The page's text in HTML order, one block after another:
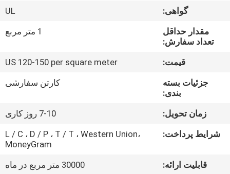
کنترل
کیفیت
گواهی:
UL
مقدار حداقل
تعداد سفارش:
1 متر مربع
قیمت:
US 120-150 per square meter
جزئیات بسته
بندی:
کارتن سفارشی
زمان تحویل:
7-10 روز کاری
شرایط پرداخت:
L / C ، D / P ، T / T ، Western Union،
MoneyGram
قابلیت ارائه:
30000 متر مربع در ماه